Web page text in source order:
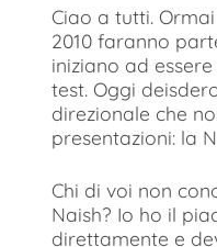
Ciao a tutti.
2010 faranno
iniziano ad
test. Oggi
direzionale che
presentazioni: la
Chi di voi non
Naish? Io ho il
direttamente e